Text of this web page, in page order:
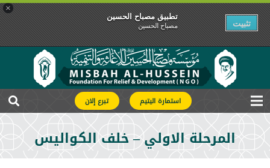
×
تطبیق مصباح الحسین
مصباح الحسین تثبیت
استمارة اليتيم تبرع إلان
المرحلة الاولي – خلف الكواليس